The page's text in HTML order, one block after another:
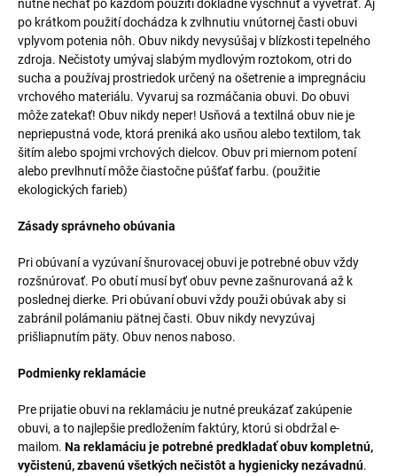
nutné nechať po každom použití dôkladne vyschnúť a vyvetrať. Aj
po krátkom použití dochádza k zvlhnutiu vnútornej časti obuvi
vplyvom potenia nôh. Obuv nikdy nevysúšaj v blízkosti tepelného
zdroja. Nečistoty umývaj slabým mydlovým roztokom, otri do
sucha a používaj prostriedok určený na ošetrenie a impregnáciu
vrchového materiálu. Vyvaruj sa rozmáčania obuvi. Do obuvi
môže zatekať! Obuv nikdy neper! Usňová a textilná obuv nie je
nepriepustná vode, ktorá preniká ako usňou alebo textilom, tak
šitím alebo spojmi vrchových dielcov. Obuv pri miernom potení
alebo prevlhnutí môže čiastočne púšťať farbu. (použitie
ekologických farieb)
Zásady správneho obúvania
Pri obúvaní a vyzúvaní šnurovacej obuvi je potrebné obuv vždy
rozšnúrovať. Po obutí musí byť obuv pevne zašnurovaná až k
poslednej dierke. Pri obúvaní obuvi vždy použi obúvak aby si
zabránil polámaniu pätnej časti. Obuv nikdy nevyzúvaj
prišliapnutím päty. Obuv nenos naboso.
Podmienky reklamácie
Pre prijatie obuvi na reklamáciu je nutné preukázať zakúpenie
obuvi, a to najlepšie predložením faktúry, ktorú si obdržal e-
mailom. Na reklamáciu je potrebné predkladať obuv kompletnú,
vyčistenú, zbavenú všetkých nečistôt a hygienicky nezávadnú.